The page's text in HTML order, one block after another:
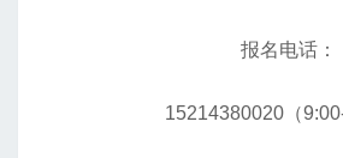
报名电话：
15214380020（9:00-